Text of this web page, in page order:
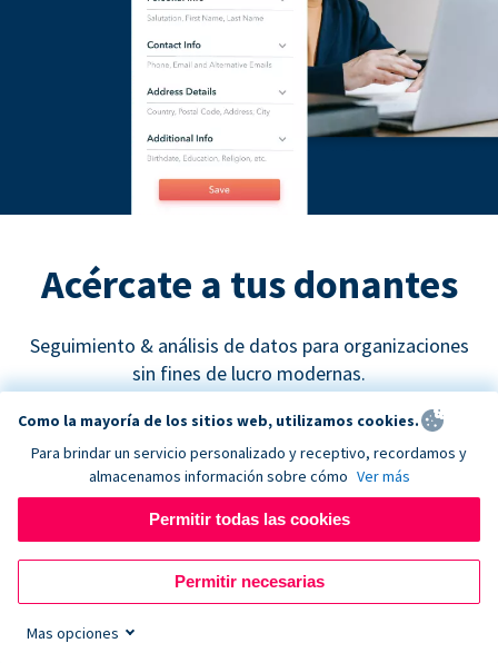
Acércate a tus donantes
Seguimiento & análisis de datos para organizaciones
sin fines de lucro modernas.
Google Analytics
Descubre cuáles son los canales de recaudación de
fondos más efectivos y empieza a tomar decisiones
Como la mayoría de los sitios web, utilizamos cookies.
Para brindar un servicio personalizado y receptivo, recordamos y
almacenamos información sobre cómo Ver más
Permitir todas las cookies
Permitir necesarias
Mas opciones